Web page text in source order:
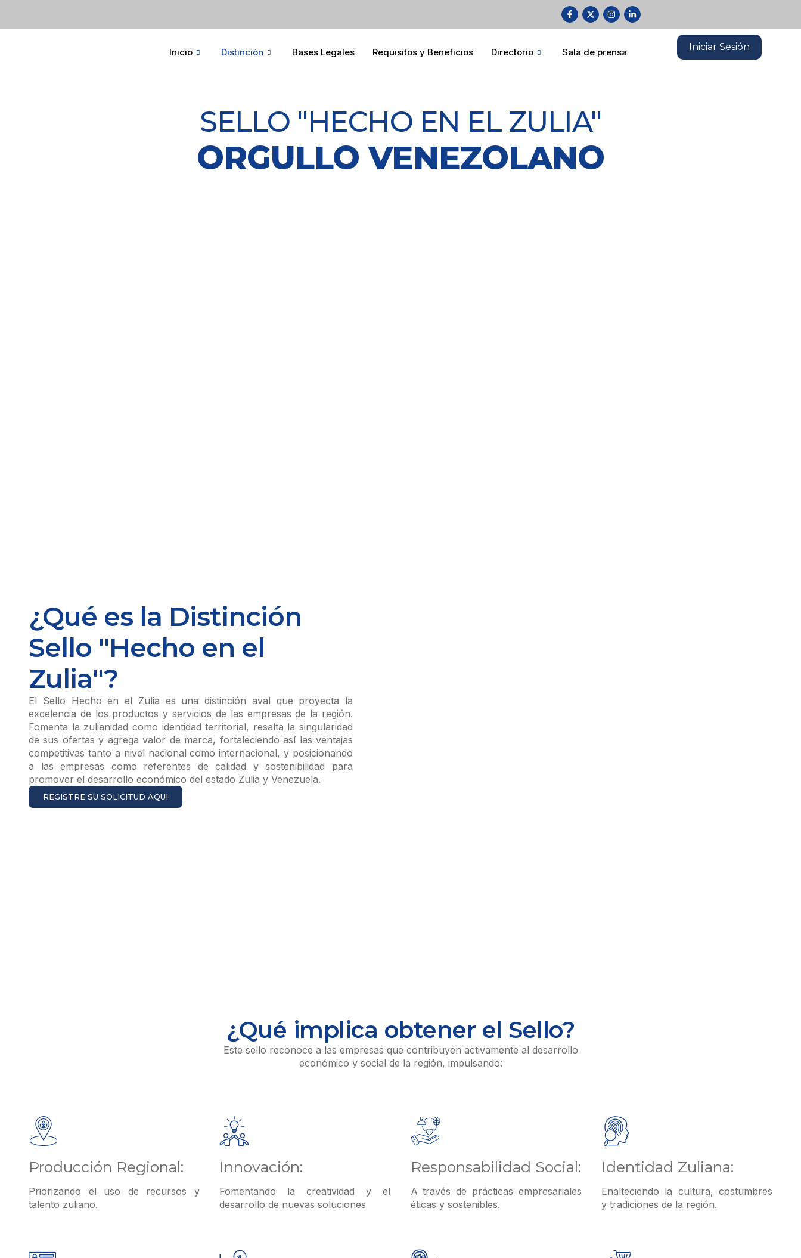
Inicio Distinción Bases Legales Requisitos y Beneficios Directorio Sala de prensa Iniciar Sesión
SELLO "HECHO EN EL ZULIA"
ORGULLO VENEZOLANO
¿Qué es la Distinción
Sello "Hecho en el
Zulia"?
El Sello Hecho en el Zulia es una distinción aval que proyecta la
excelencia de los productos y servicios de las empresas de la región.
Fomenta la zulianidad como identidad territorial, resalta la singularidad
de sus ofertas y agrega valor de marca, fortaleciendo así las ventajas
competitivas tanto a nivel nacional como internacional, y posicionando
a las empresas como referentes de calidad y sostenibilidad para
promover el desarrollo económico del estado Zulia y Venezuela.
REGISTRE SU SOLICITUD AQUI
¿Qué implica obtener el Sello?
Este sello reconoce a las empresas que contribuyen activamente al desarrollo
económico y social de la región, impulsando:
Producción Regional:
Priorizando el uso de recursos y
talento zuliano.
Innovación:
Fomentando la creatividad y el
desarrollo de nuevas soluciones
Responsabilidad Social:
A través de prácticas empresariales
éticas y sostenibles.
Identidad Zuliana:
Enalteciendo la cultura, costumbres
y tradiciones de la región.